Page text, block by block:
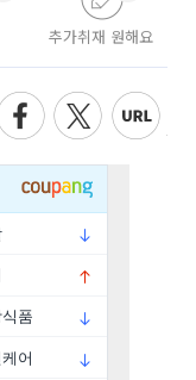
추가취재 원해요